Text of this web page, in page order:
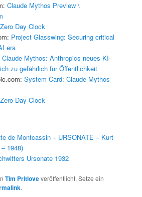
Claude Mythos Preview \
Zero Day Clock
Project Glasswing: Securing critical
era
Claude Mythos: Anthropics neues KI-
zu gefährlich für Öffentlichkeit
System Card: Claude Mythos
Zero Day Clock
de Montcassin – URSONATE – Kurt
1948)
Ursonate 1932
Tim Pritloveveröffentlicht. Setze ein
.